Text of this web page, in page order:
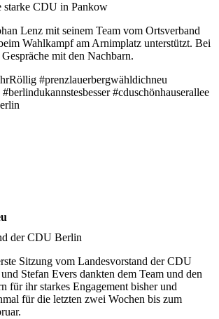
starke CDU in Pankow
Lenz mit seinem Team vom Ortsverband
Wahlkampf am Arnimplatz unterstützt. Bei
mit den Nachbarn.
#prenzlauerbergwähldichneu
#cduschönhauserallee
der CDU Berlin
Sitzung vom Landesvorstand der CDU
Stefan Evers dankten dem Team und den
für ihr starkes Engagement bisher und
für die letzten zwei Wochen bis zum